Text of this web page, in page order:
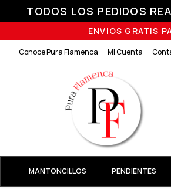
TODOS LOS PEDIDOS
ENVIOS GRATIS
Conoce Pura Flamenca Mi Cuenta
MANTONCILLOS PENDIENTES